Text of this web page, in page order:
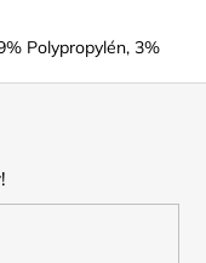
Polypropylén, 3%